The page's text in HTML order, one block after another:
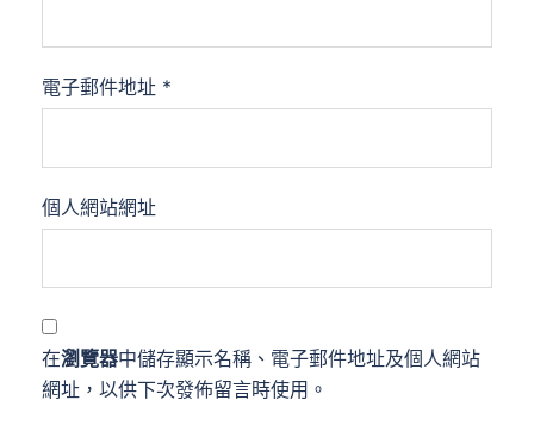
電子郵件地址 *
個人網站網址
在瀏覽器中儲存顯示名稱、電子郵件地址及個人網站
網址，以供下次發佈留言時使用。